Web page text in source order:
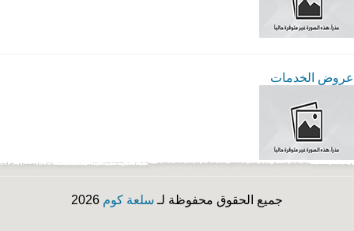
عروض الخدمات
جميع الحقوق محفوظة لـ سلعة كوم